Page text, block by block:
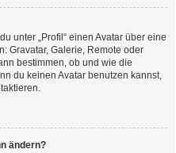
unter „Profil“ einen Avatar über eine
Gravatar, Galerie, Remote oder
bestimmen, ob und wie die
du keinen Avatar benutzen kannst,
ändern?